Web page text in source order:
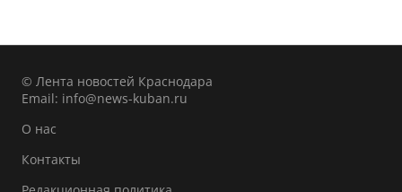
© Лента новостей Краснодара
Email: info@news-kuban.ru
О нас
Контакты